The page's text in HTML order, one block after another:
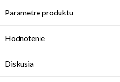
Parametre produktu
Hodnotenie
Diskusia